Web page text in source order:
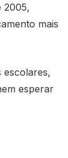
2005,
mais
escolares,
esperar